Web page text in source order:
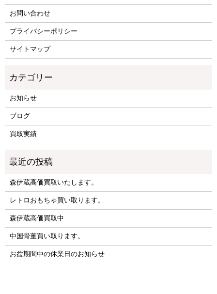
お問い合わせ
プライバシーポリシー
サイトマップ
お知らせ
ブログ
買取実績
森伊蔵高価買取いたします。
レトロおもちゃ買い取ります。
森伊蔵高価買取中
中国骨董買い取ります。
お盆期間中の休業日のお知らせ